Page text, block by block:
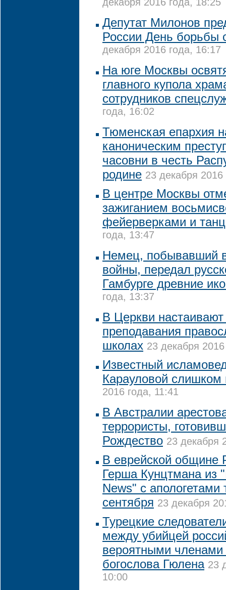
декабря 2016 года, 18:25
Депутат Милонов
России День борьбы
декабря 2016 года, 16:17
На юге Москвы
главного купола
сотрудников
года, 16:02
Тюменская епархия
каноническим
часовни в честь
родине 23 декабря 2016
В центре Москвы
зажиганием
фейерверками и
года, 13:47
Немец, побывавший
войны, передал
Гамбурге древние
года, 13:37
В Церкви
преподавания
школах 23 декабря
Известный
Карауловой слишком
2016 года, 11:41
В Австралии
террористы,
Рождество 23 декабря
В еврейской общине
Герша Кунцтмана из
News" с апологетами
сентября 23 декабря
Турецкие
между убийцей
вероятными членами
богослова Гюлена 23
10:00